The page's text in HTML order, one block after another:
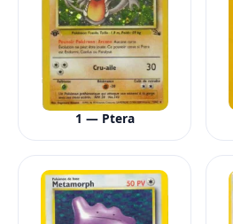
1 — Ptera